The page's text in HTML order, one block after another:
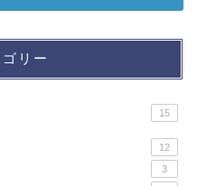
リー
15
12
3